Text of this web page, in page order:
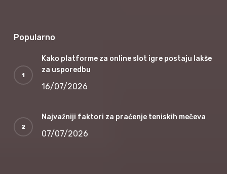
Popularno
Kako platforme za online slot igre postaju lakše
za usporedbu
16/07/2026
Najvažniji faktori za praćenje teniskih mečeva
07/07/2026